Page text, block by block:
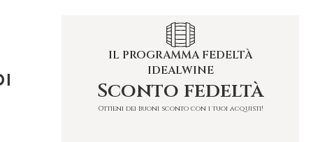
IL PROGRAMMA FEDELTÀ
IDEALWINE
Sconto fedeltà
Ottieni dei buoni sconto con i tuoi acquisti!